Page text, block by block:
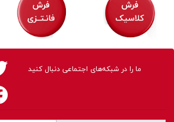
ما را در شبکه‌های اجتماعی دنبال کنید